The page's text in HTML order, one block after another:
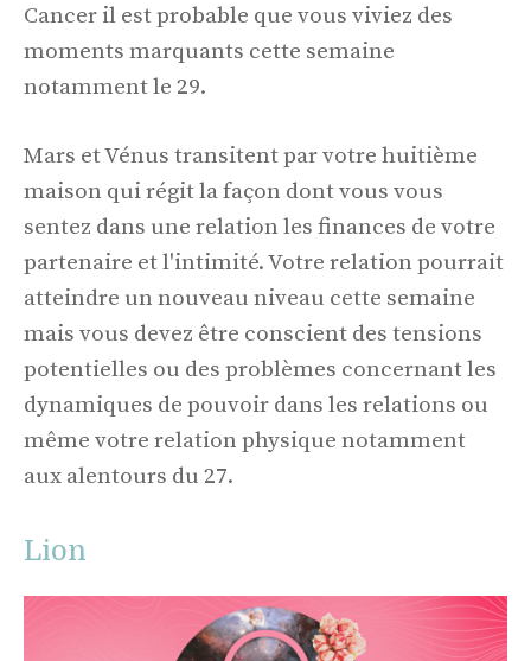
Cancer il est probable que vous viviez des
moments marquants cette semaine
notamment le 29.
Mars et Vénus transitent par votre huitième
maison qui régit la façon dont vous vous
sentez dans une relation les finances de votre
partenaire et l'intimité. Votre relation pourrait
atteindre un nouveau niveau cette semaine
mais vous devez être conscient des tensions
potentielles ou des problèmes concernant les
dynamiques de pouvoir dans les relations ou
même votre relation physique notamment
aux alentours du 27.
Lion